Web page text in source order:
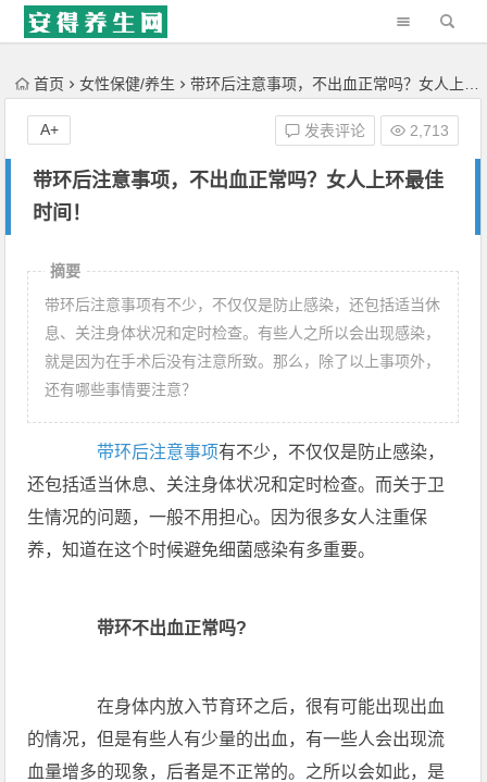
'); })();
首页 女性保健/养生 带环后注意事项，不出血正常吗？女人上环最佳时间！
带环后注意事项，不出血正常吗？女人上环最佳
时间！
发表评论 2,713
A+
摘要
带环后注意事项有不少，不仅仅是防止感染，还包括适当休
息、关注身体状况和定时检查。有些人之所以会出现感染，
就是因为在手术后没有注意所致。那么，除了以上事项外，
还有哪些事情要注意？
带环后注意事项有不少，不仅仅是防止感染，
还包括适当休息、关注身体状况和定时检查。而关于卫
生情况的问题，一般不用担心。因为很多女人注重保
养，知道在这个时候避免细菌感染有多重要。
带环不出血正常吗?
在身体内放入节育环之后，很有可能出现出血
的情况，但是有些人有少量的出血，有一些人会出现流
血量增多的现象，后者是不正常的。之所以会如此，是